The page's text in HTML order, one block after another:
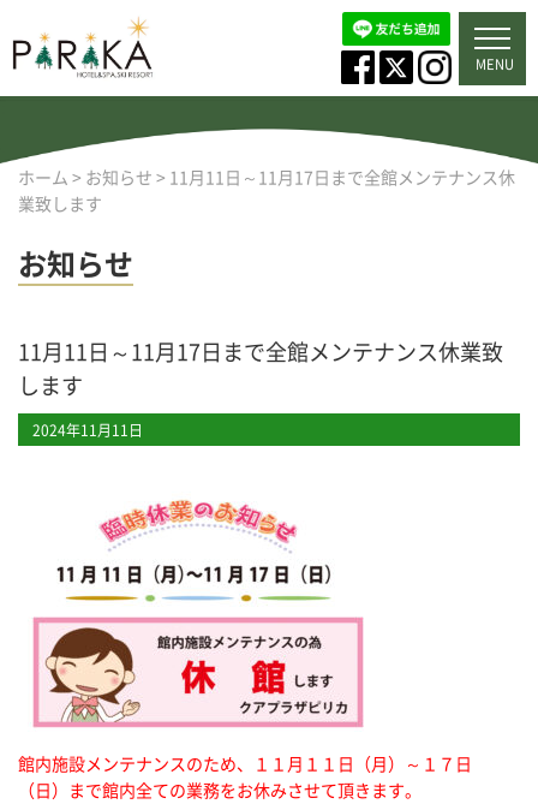
MENU
ホーム > お知らせ > 11月11日～11月17日まで全館メンテナンス休
業致します
お知らせ
11月11日～11月17日まで全館メンテナンス休業致
します
2024年11月11日
館内施設メンテナンスのため、１１月１１日（月）～１７日
（日）まで館内全ての業務をお休みさせて頂きます。